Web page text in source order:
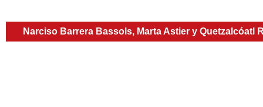
Narciso Barrera Bassols, Marta Astier y Quetzalcóatl